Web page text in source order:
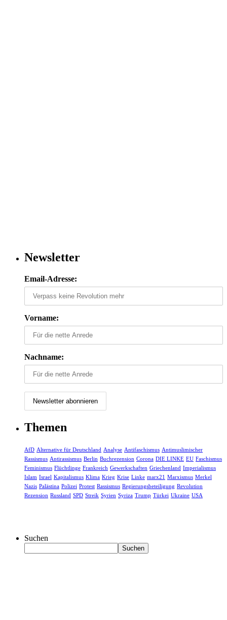
Newsletter
Email-Adresse:
Vorname:
Nachname:
Themen
AfD Alternative für Deutschland Analyse Antifaschismus Antimuslimischer
Rassismus Antirassismus Berlin Buchrezension Corona DIE LINKE EU Faschismus
Feminismus Flüchtlinge Frankreich Gewerkschaften Griechenland Imperialismus
Islam Israel Kapitalismus Klima Krieg Krise Linke marx21 Marxismus Merkel
Nazis Palästina Polizei Protest Rassismus Regierungsbeteiligung Revolution
Rezension Russland SPD Streik Syrien Syriza Trump Türkei Ukraine USA
Suchen
Suchen